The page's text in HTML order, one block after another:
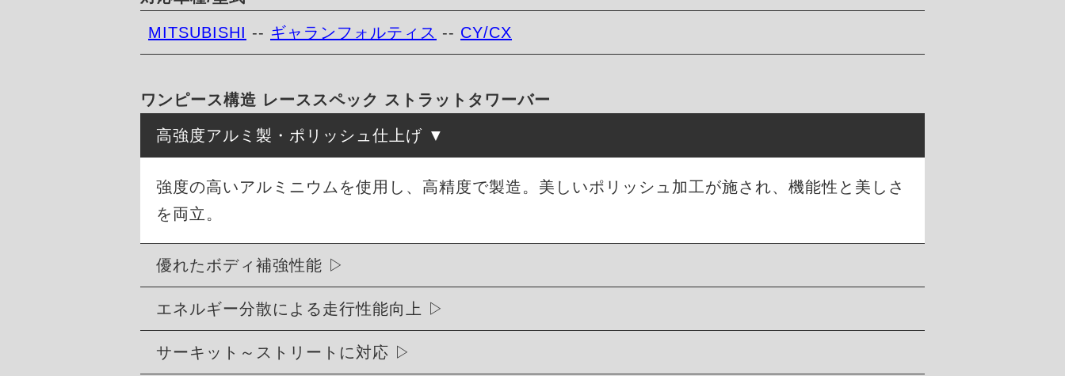
MITSUBISHI -- ギャランフォルティス -- CY/CX
ワンピース構造 レーススペック ストラットタワーバー
高強度アルミ製・ポリッシュ仕上げ
強度の高いアルミニウムを使用し、高精度で製造。美しいポリッシュ加工が施され、機能性と美しさ
を両立。
優れたボディ補強性能
エネルギー分散による走行性能向上
サーキット～ストリートに対応